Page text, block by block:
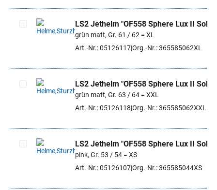
Artikel auswählen
LS2 Jethelm "OF558 Sphere Lux II Solid"
grün matt, Gr. 61 / 62 = XL
Art.-Nr.: 05126117Org.-Nr.: 365585062XL
Artikel auswählen
LS2 Jethelm "OF558 Sphere Lux II Solid"
grün matt, Gr. 63 / 64 = XXL
Art.-Nr.: 05126118 Org.-Nr.: 365585062XXL
Artikel auswählen
LS2 Jethelm "OF558 Sphere Lux II Solid"
pink, Gr. 53 / 54 = XS
Art.-Nr.: 05126107Org.-Nr.: 365585044XS